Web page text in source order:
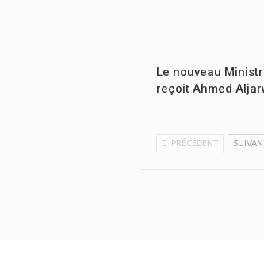
Le nouveau
reçoit Ahmed
PRÉCÉDENT